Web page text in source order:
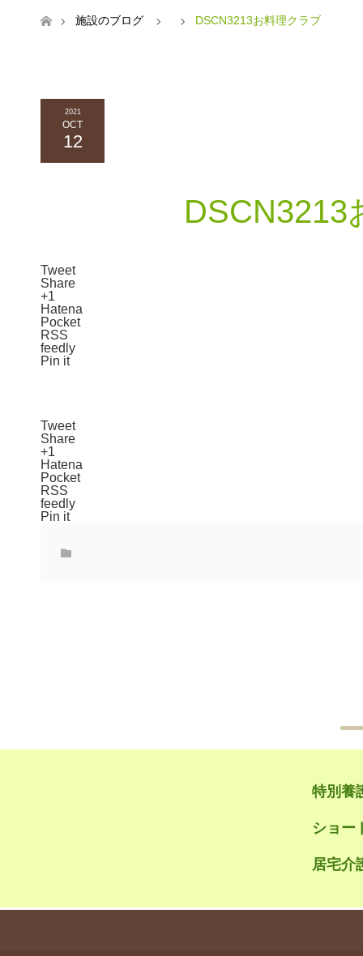
ホーム施設のブログ DSCN3213お料理クラブ
2021
OCT
12
DSCN3213
Tweet
Share
+1
Hatena
Pocket
RSS
feedly
Pin it
Tweet
Share
+1
Hatena
Pocket
RSS
feedly
Pin it
特別養
ショー
居宅介